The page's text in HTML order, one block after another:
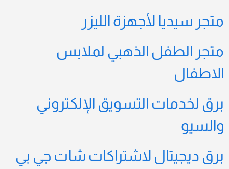
متجر سيديا لأجهزة الليزر
متجر الطفل الذهبي لملابس
الاطفال
برق لخدمات التسويق الإلكتروني
والسيو
برق ديجيتال لاشتراكات شات جي بي